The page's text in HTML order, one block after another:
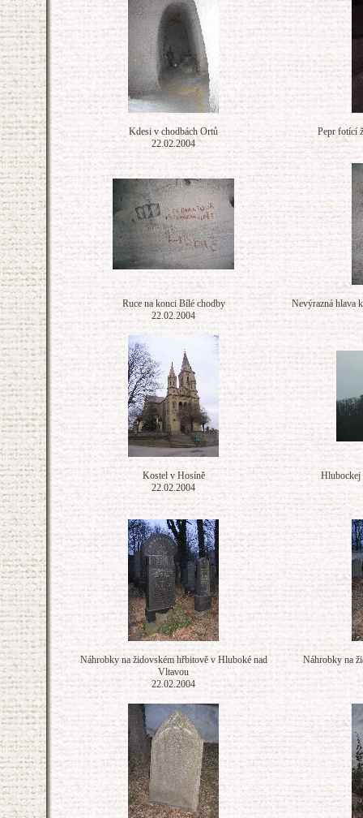
Kdesi v chodbách Ortů
22.02.2004
Pepr fotící
Ruce na konci Bílé chodby
22.02.2004
Nevýrazná hlava
Kostel v Hosíně
22.02.2004
Hlubockej
Náhrobky na židovském hřbitově v Hluboké nad
Vltavou
22.02.2004
Náhrobky na